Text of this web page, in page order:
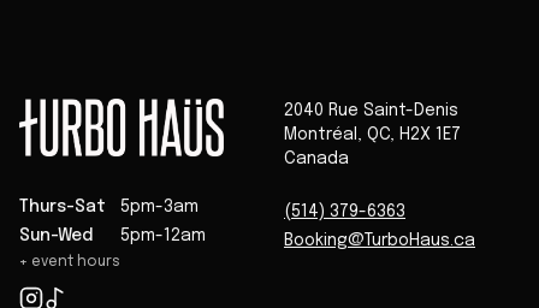
Thurs-Sat
5pm-3am
Sun-Wed
5pm-12am
+ event hours
2040 Rue Saint-Denis
Montréal , QC, H2X 1E7
Canada
(514) 379-6363
Booking@TurboHaus.ca